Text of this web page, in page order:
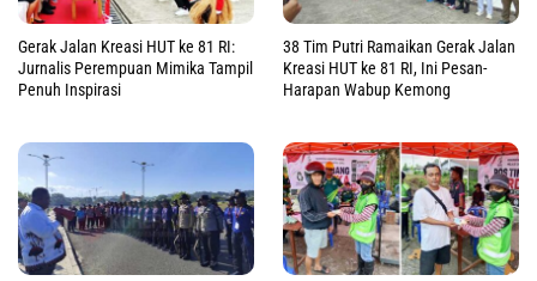
Gerak Jalan Kreasi HUT ke 81 RI:
Jurnalis Perempuan Mimika Tampil
Penuh Inspirasi
38 Tim Putri Ramaikan Gerak Jalan
Kreasi HUT ke 81 RI, Ini Pesan-
Harapan Wabup Kemong